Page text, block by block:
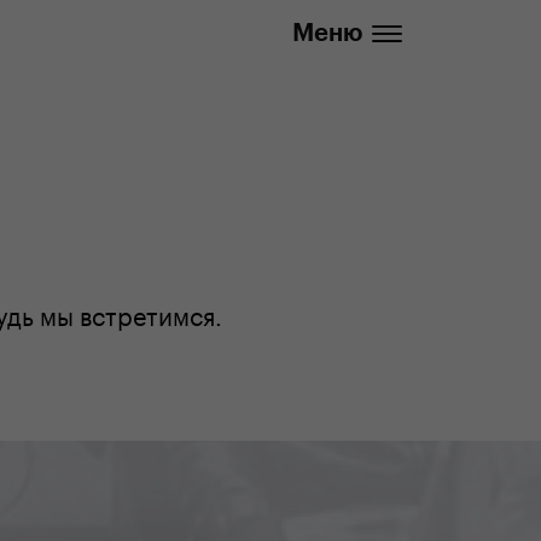
Меню
мы встретимся.